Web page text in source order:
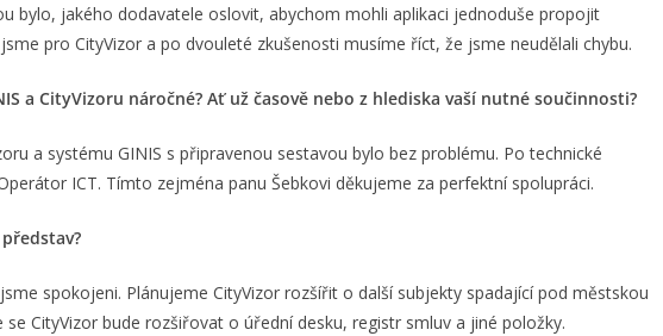
bylo, jakého dodavatele oslovit, abychom mohli aplikaci jednoduše propojit
pro CityVizor a po dvouleté zkušenosti musíme říct, že jsme neudělali chybu.
a CityVizoru náročné? Ať už časově nebo z hlediska vaší nutné součinnosti?
a systému GINIS s připravenou sestavou bylo bez problému. Po technické
ICT. Tímto zejména panu Šebkovi děkujeme za perfektní spolupráci.
spokojeni. Plánujeme CityVizor rozšířit o další subjekty spadající pod městskou
CityVizor bude rozšiřovat o úřední desku, registr smluv a jiné položky.